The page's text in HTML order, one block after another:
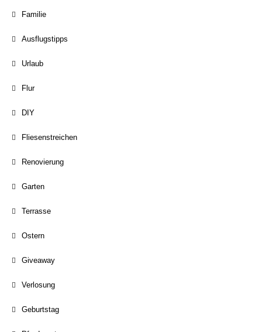
Familie
Ausflugstipps
Urlaub
Flur
DIY
Fliesenstreichen
Renovierung
Garten
Terrasse
Ostern
Giveaway
Verlosung
Geburtstag